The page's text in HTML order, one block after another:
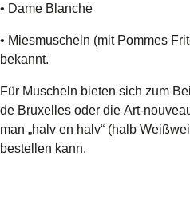
• Dame Blanche
• Miesmuscheln (mit Pommes
bekannt.
Für Muscheln bieten sich zum
de Bruxelles oder die Art-
man „halv en halv“ (halb
bestellen kann.